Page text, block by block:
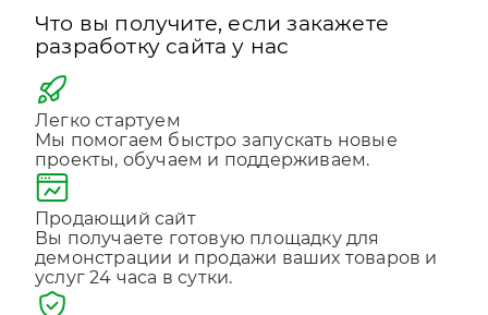
Что вы получите, если закажете
разработку сайта у нас
Легко стартуем
Мы помогаем быстро запускать новые
проекты, обучаем и поддерживаем.
Продающий сайт
Вы получаете готовую площадку для
демонстрации и продажи ваших товаров и
услуг 24 часа в сутки.